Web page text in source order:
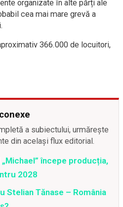
organizate în alte părți ale
cea mai mare grevă a
366.000 de locuitori,
a subiectului, urmărește
din același flux editorial.
începe producția,
2028
Stelian Tănase – România